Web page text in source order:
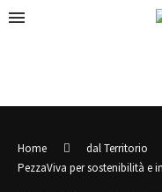
Home dal Territorio
PezzaViva per sostenibilità e